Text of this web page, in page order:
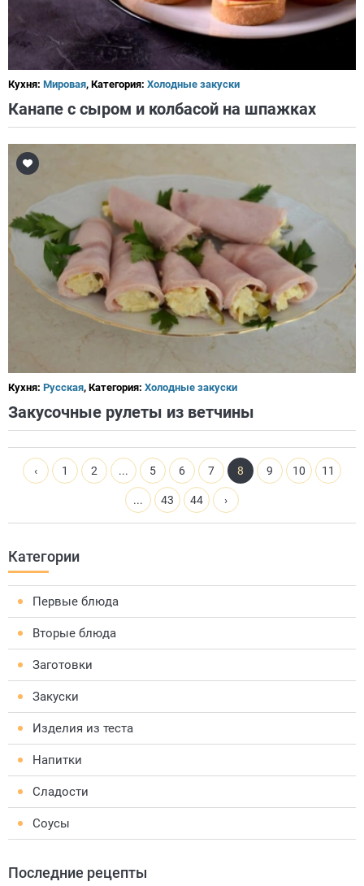
Кухня: Мировая, Категория: Холодные закуски
Канапе с сыром и колбасой на шпажках
Кухня: Русская, Категория: Холодные закуски
Закусочные рулеты из ветчины
‹ 1 2 ... 5 6 7 8 9 10 11
... 43 44 ›
Категории
Первые блюда
Вторые блюда
Заготовки
Закуски
Изделия из теста
Напитки
Сладости
Соусы
Последние рецепты